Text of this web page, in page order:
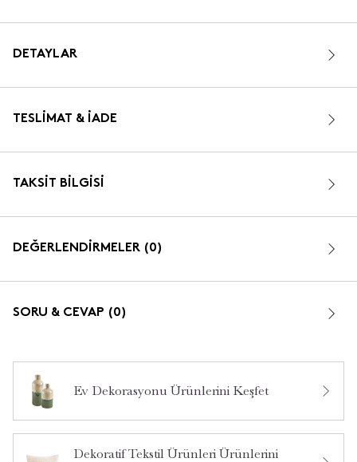
DETAYLAR
TESLIMAT & İADE
TAKSIT BILGISI
DEĞERLENDİRMELER (0)
SORU & CEVAP (0)
Ev Dekorasyonu Ürünlerini Keşfet
Dekoratif Tekstil Ürünleri Ürünlerini